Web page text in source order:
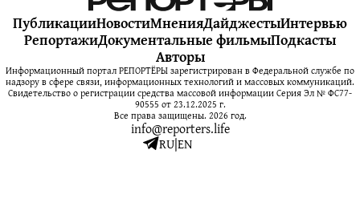
ПубликацииНовостиМненияДайджестыИнтервью
РепортажиДокументальные фильмыПодкасты
Авторы
Информационный портал РЕПОРТЁРЫ зарегистрирован в Федеральной службе по
надзору в сфере связи, информационных технологий и массовых коммуникаций.
Свидетельство о регистрации средства массовой информации Серия Эл № ФС77-
90555 от 23.12.2025 г.
Все права защищены. 2026 год.
info@reporters.life
RU|EN